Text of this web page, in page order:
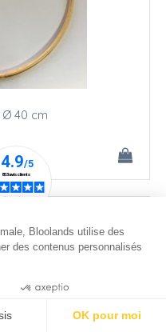
40 cm
Bloolands utilise des
des contenus personnalisés
OK pour moi